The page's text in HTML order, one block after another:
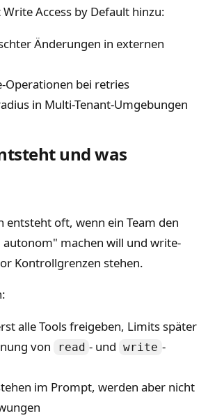
Access by Default hinzu:
Änderungen in externen
Operationen bei retries
in Multi-Tenant-Umgebungen
und was
entsteht oft, wenn ein Team den
machen will und write-
Kontrollgrenzen stehen.
alle Tools freigeben, Limits später
von
read - und write -
im Prompt, werden aber nicht